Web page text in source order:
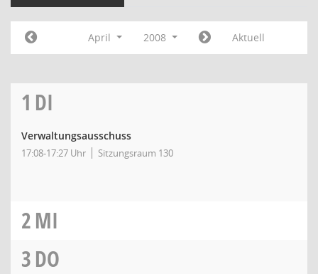
April 2008 Aktuell
1 DI
Verwaltungsausschuss
17:08-17:27 Uhr Sitzungsraum 130
2MI
3DO